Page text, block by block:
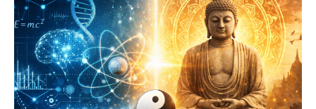
遠的未來。在這樣的時代，什麼才是真正的競爭優勢？什
麼才能讓一個人、一家公司、一個品牌，不被浪潮淹沒？
在 ChatGPT 問世之前，人們焦慮於「技能不夠硬」或
「專業不夠深」，拼命考證照、學新語言、追逐最新的技
術框架，